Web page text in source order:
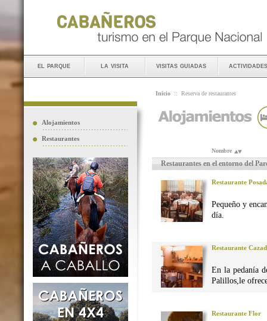
el parque la visita visitas guiadas actividades
Alojamientos
Restaurantes
Inicio :: Reserva de restaurantes
Nombre
Restaurantes en el entorno del
Restaurante
Pequeño y
día.
Restaurante
En la pedanía
Palillos,le
Restaurante Flor